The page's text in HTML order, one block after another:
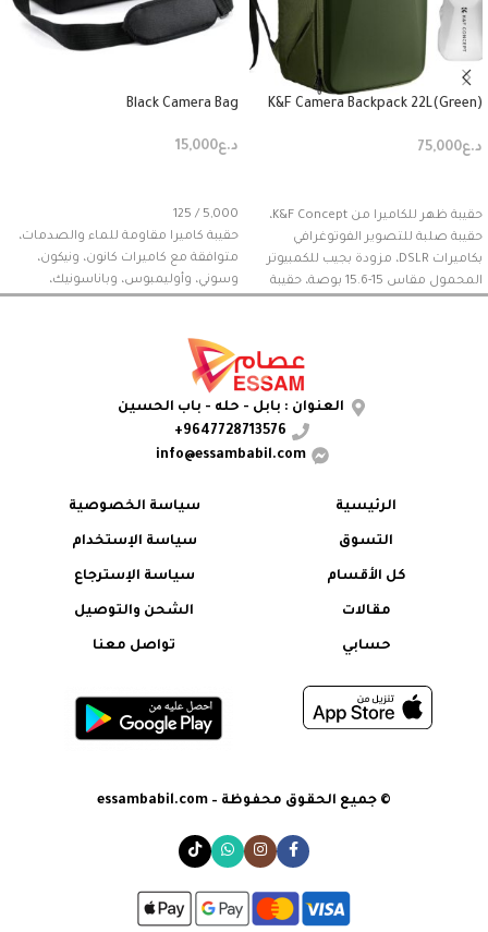
(Green)K&F Camera Backpack 22L
د.ع75,000
حقيبة ظهر للكاميرا من K&F Concept،
حقيبة صلبة للتصوير الفوتوغرافي
بكاميرات DSLR، مزودة بجيب للكمبيوتر
المحمول مقاس 15-15.6 بوصة، حقيبة
Black Camera Bag
د.ع15,000
125 / 5,000
حقيبة كاميرا مقاومة للماء والصدمات،
متوافقة مع كاميرات كانون، ونيكون،
وسوني، وأوليمبوس، وباناسونيك،
العنوان : بابل - حله - باب الحسين
9647728713576+
info@essambabil.com
الرئيسية
التسوق
كل الأقسام
مقالات
حسابي
سياسة الخصوصية
سياسة الإستخدام
سياسة الإسترجاع
الشحن والتوصيل
تواصل معنا
© جميع الحقوق محفوظة – essambabil.com